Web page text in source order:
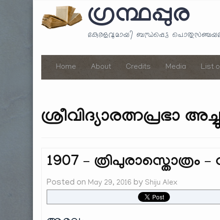
ഗ്രന്ഥപ്പുര
കേരളവുമായി ബന്ധപ്പെട്ട
Home About Credits Media List
ശ്രീവിദ്യാരത്നപ്രഭാ
1907 – ത്രിപുരാസ്തൊത്രം –
Posted on May 29, 2016 by Shiju Alex